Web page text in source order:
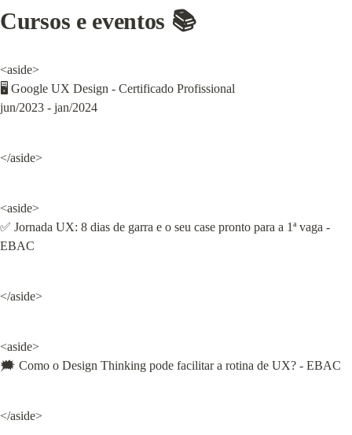
Cursos e eventos 📚
<aside>
🖥️ Google UX Design - Certificado Profissional
jun/2023 - jan/2024
</aside>
<aside>
✅ Jornada UX: 8 dias de garra e o seu case pronto para a 1ª vaga -
EBAC
</aside>
<aside>
🗯️ Como o Design Thinking pode facilitar a rotina de UX? - EBAC
</aside>